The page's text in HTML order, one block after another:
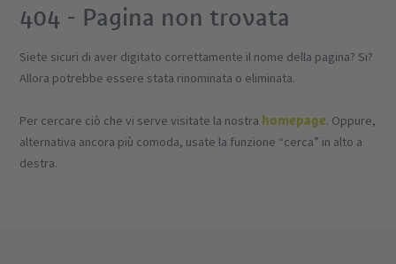
404 - Pagina non trovata
Siete sicuri di aver digitato correttamente il nome della pagina? Si?
Allora potrebbe essere stata rinominata o eliminata.
Per cercare ciò che vi serve visitate la nostra homepage. Oppure,
alternativa ancora più comoda, usate la funzione “cerca” in alto a
destra.